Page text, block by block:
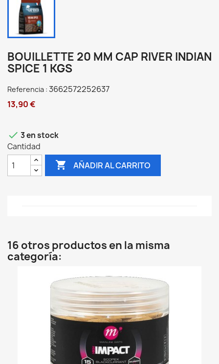
BOUILLETTE 20 MM CAP RIVER INDIAN
SPICE 1 KGS
Referencia : 3662572252637
13,90 €
 3 en stock
Cantidad
 AÑADIR AL CARRITO
16 otros productos en la misma
categoría: